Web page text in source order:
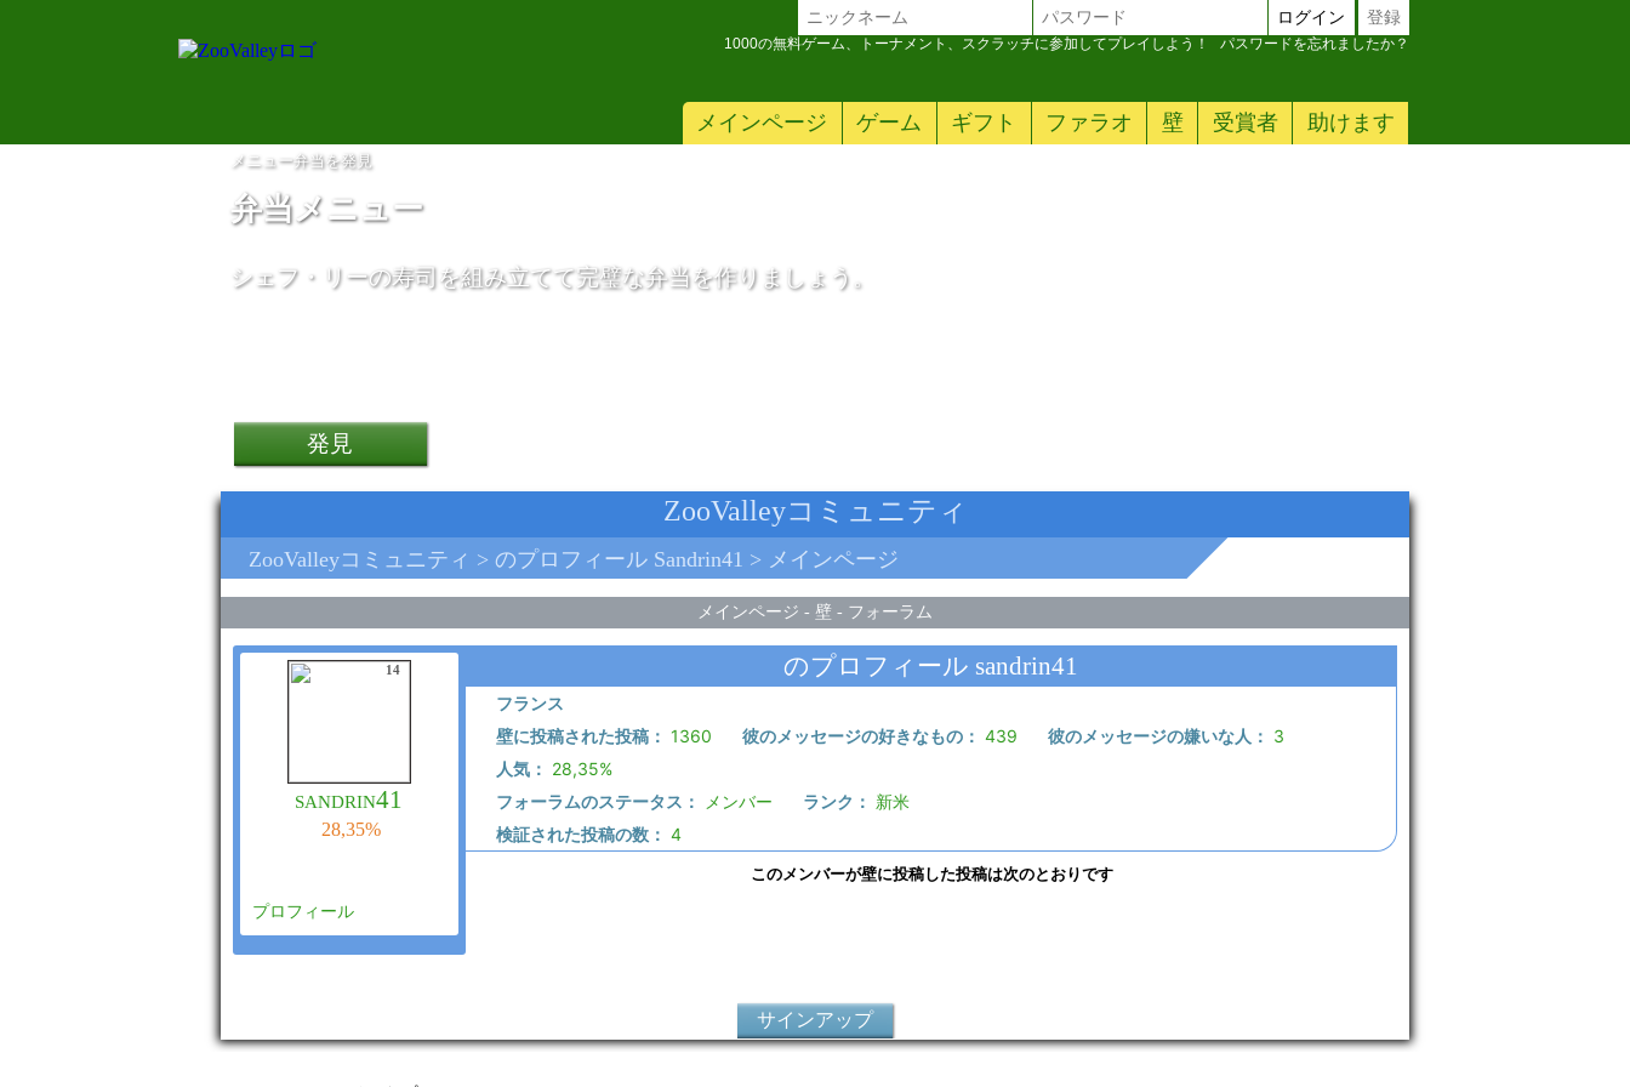
メインページ ゲーム ギフト ファラオ 壁 受賞者 助けます
ログイン 登録
1000の無料ゲーム、トーナメント、スクラッチに参加してプレイしよう！ パスワードを忘れましたか？
メニュー弁当を発見
弁当メニュー
シェフ・リーの寿司を組み立てて完璧な弁当を作りましょう。
発見
スマートフォンポコ F4 Gt 5G
Alesis Drum Essentials のパック
ZooValleyコミュニティ
ZooValleyコミュニティ > のプロフィール Sandrin41 > メインページ
メインページ - 壁 - フォーラム
14
sandrin41
28,35%
プロフィール
のプロフィール sandrin41
フランス
壁に投稿された投稿： 1360 彼のメッセージの好きなもの： 439 彼のメッセージの嫌いな人： 3
人気： 28,35%
フォーラムのステータス：
メンバー ランク： 新米
検証された投稿の数： 4
このメンバーが壁に投稿した投稿は次のとおりです
サインアップ